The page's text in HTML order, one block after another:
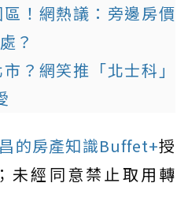
！網熱議：旁邊房價
？
？網笑推「北士科」
的房產知識Buffet+授
；未經同意禁止取用轉